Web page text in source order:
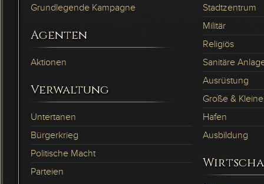
Grundlegende Kampagne
Agenten
Aktionen
Verwaltung
Untertanen
Bürgerkrieg
Politische Macht
Parteien
Stadtzentrum
Militär
Religiös
Sanitäre
Ausrüstung
Große &
Hafen
Ausbildung